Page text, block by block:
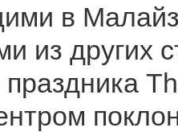
в
из других
праздника